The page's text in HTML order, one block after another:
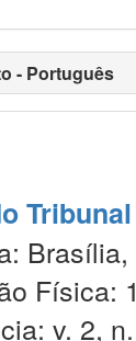
- Português
Brasília,
Física:
v. 2,